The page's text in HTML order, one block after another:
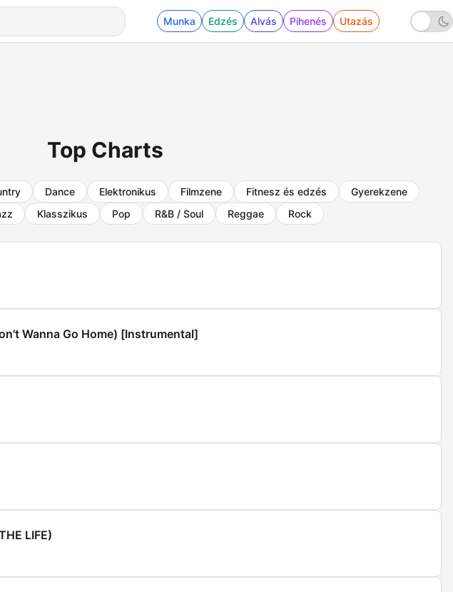
Munka Edzés Alvás Pihenés Utazás
Top Charts
Dance Elektronikus Filmzene Fitnesz és edzés
Gyerekzene
Klasszikus Pop R&B / Soul Reggae Rock
Wanna Go Home) [Instrumental]
LIFE)